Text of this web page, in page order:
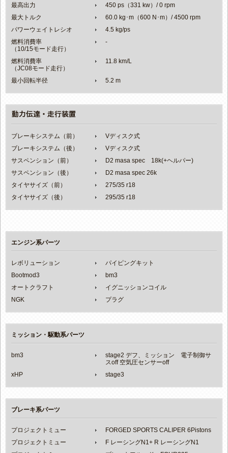
最高出力
450 ps（331 kw）/ 0 rpm
最大トルク
60.0 kg･m（600 N･m）/ 4500 rpm
パワーウェイトレシオ
4.5 kg/ps
燃料消費率
（10/15モード走行）
-
燃料消費率
（JC08モード走行）
11.8 km/L
最小回転半径 5.2 m
ブレーキシステム（前）
Vディスク式
ブレーキシステム（後）
Vディスク式
サスペンション（前）
D2 masa spec 18k(+ヘルパー)
サスペンション（後）
D2 masa spec 26k
タイヤサイズ（前）
275/35 r18
タイヤサイズ（後）
295/35 r18
エンジン系パーツ
レボリューション
パイピングキット
Bootmod3
bm3
オートクラフト
イグニッションコイル
NGK
プラグ
ミッション・駆動系パーツ
bm3
stage2 デフ、ミッション 電子制御サ
スoff 空気圧センサーoff
xHP
stage3
ブレーキ系パーツ
プロジェクトミュー
FORGED SPORTS CALIPER 6Pistons
プロジェクトミュー
F レーシングN1+ R レーシングN1